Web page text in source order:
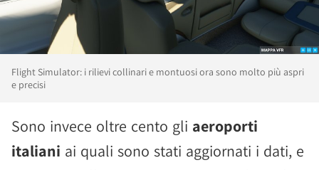
Flight Simulator: i rilievi collinari e montuosi ora sono molto più aspri
e precisi
Sono invece oltre cento gli aeroporti
italiani ai quali sono stati aggiornati i dati, e